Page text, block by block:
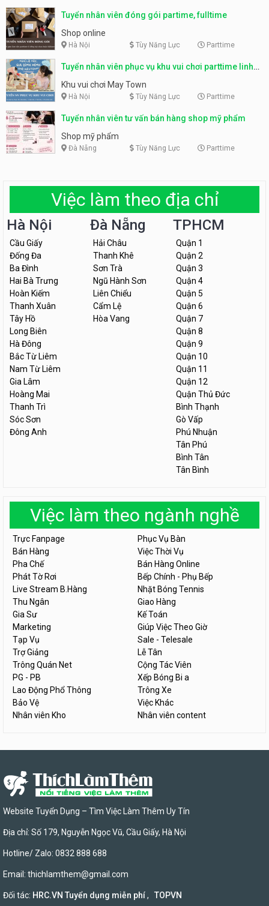
Tuyển nhân viên đóng gói partime, fulltime
Shop online
Hà Nội Tùy Năng Lực Parttime
Tuyển nhân viên phục vụ khu vui chơi parttime linh
động
Khu vui chơi May Town
Hà Nội Tùy Năng Lực Parttime
Tuyển nhân viên tư vấn bán hàng shop mỹ phẩm
Shop mỹ phẩm
Đà Nẵng Tùy Năng Lực Parttime
Việc làm theo địa chỉ
Hà Nội
Cầu Giấy
Đống Đa
Ba Đình
Hai Bà Trưng
Hoàn Kiếm
Thanh Xuân
Tây Hồ
Long Biên
Hà Đông
Bắc Từ Liêm
Nam Từ Liêm
Gia Lâm
Hoàng Mai
Thanh Trì
Sóc Sơn
Đông Anh
Đà Nẵng
Hải Châu
Thanh Khê
Sơn Trà
Ngũ Hành Sơn
Liên Chiểu
Cẩm Lệ
Hòa Vang
TPHCM
Quận 1
Quận 2
Quận 3
Quận 4
Quận 5
Quận 6
Quận 7
Quận 8
Quận 9
Quận 10
Quận 11
Quận 12
Quận Thủ Đức
Bình Thạnh
Gò Vấp
Phú Nhuận
Tân Phú
Bình Tân
Tân Bình
Việc làm theo ngành nghề
Trực Fanpage
Phục Vụ Bàn
Bán Hàng
Việc Thời Vụ
Pha Chế
Bán Hàng Online
Phát Tờ Rơi
Bếp Chính - Phụ Bếp
Live Stream B.Hàng
Nhặt Bóng Tennis
Thu Ngân
Giao Hàng
Gia Sư
Kế Toán
Marketing
Giúp Việc Theo Giờ
Tạp Vụ
Sale - Telesale
Trợ Giảng
Lễ Tân
Trông Quán Net
Cộng Tác Viên
PG - PB
Xếp Bóng Bi a
Lao Động Phổ Thông
Trông Xe
Bảo Vệ
Việc Khác
Nhân viên Kho
Nhân viên content
Website Tuyển Dụng – Tìm Việc Làm Thêm Uy Tín
Địa chỉ: Số 179, Nguyễn Ngọc Vũ, Cầu Giấy, Hà Nội
Hotline/ Zalo: 0832 888 688
Email: thichlamthem@gmail.com
Đối tác: HRC.VN Tuyển dụng miễn phí, TOPVN